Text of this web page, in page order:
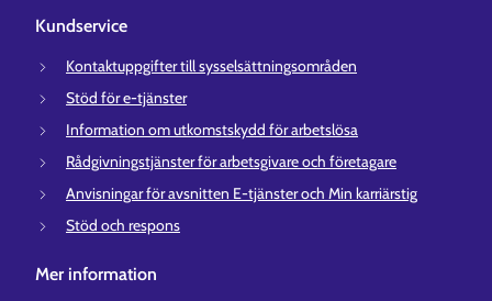
Kundservice
Kontaktuppgifter till sysselsättningsområden
Stöd för e-tjänster
Information om utkomstskydd för arbetslösa
Rådgivningstjänster för arbetsgivare och företagare
Anvisningar för avsnitten E-tjänster och Min karriärstig
Stöd och respons
Mer information